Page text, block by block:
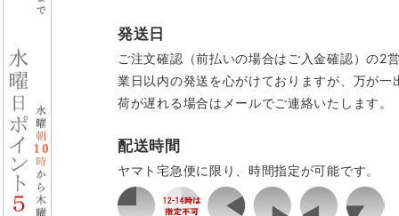
発送日
ご注文確認（前払いの場合はご入金確認）の2
業日以内の発送を心がけておりますが、万が一
荷が遅れる場合はメールでご連絡いたします。
配送時間
ヤマト宅急便に限り、時間指定が可能です。